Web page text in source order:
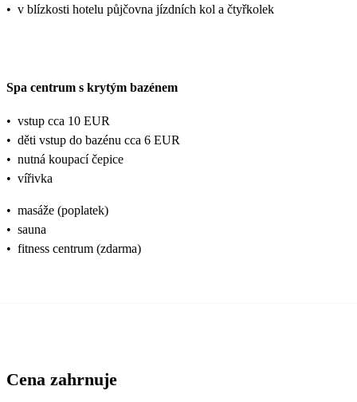
• v blízkosti hotelu půjčovna jízdních kol a čtyřkolek
Spa centrum s krytým bazénem
• vstup cca 10 EUR
• děti vstup do bazénu cca 6 EUR
• nutná koupací čepice
• vířivka
• masáže (poplatek)
• sauna
• fitness centrum (zdarma)
Cena zahrnuje